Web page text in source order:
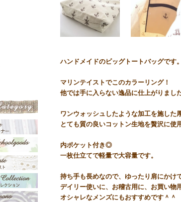
ハンドメイドのビッグトートバッグです。
マリンテイストでこのカラーリング！
他では手に入らない逸品に仕上がりまし
ワンウォッシュしたような加工を施した
とても質の良いコットン生地を贅沢に使
内ポケット付き◎
一枚仕立てで軽量で大容量です。
持ち手も長めなので、ゆったり肩にかけ
デイリー使いに、お稽古用に、お買い物
オシャレなメンズにもおすすめです＾＾